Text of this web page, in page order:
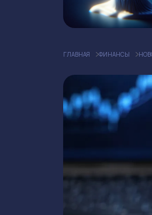
ГЛАВНАЯ ФИНАНСЫ